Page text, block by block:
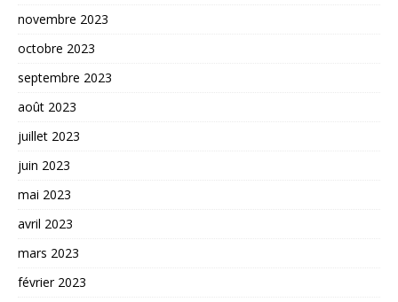
novembre 2023
octobre 2023
septembre 2023
août 2023
juillet 2023
juin 2023
mai 2023
avril 2023
mars 2023
février 2023